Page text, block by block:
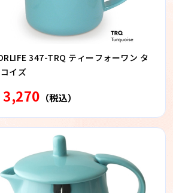
347-TRQ ティーフォーワン タ
イズ
3,270 （税込）